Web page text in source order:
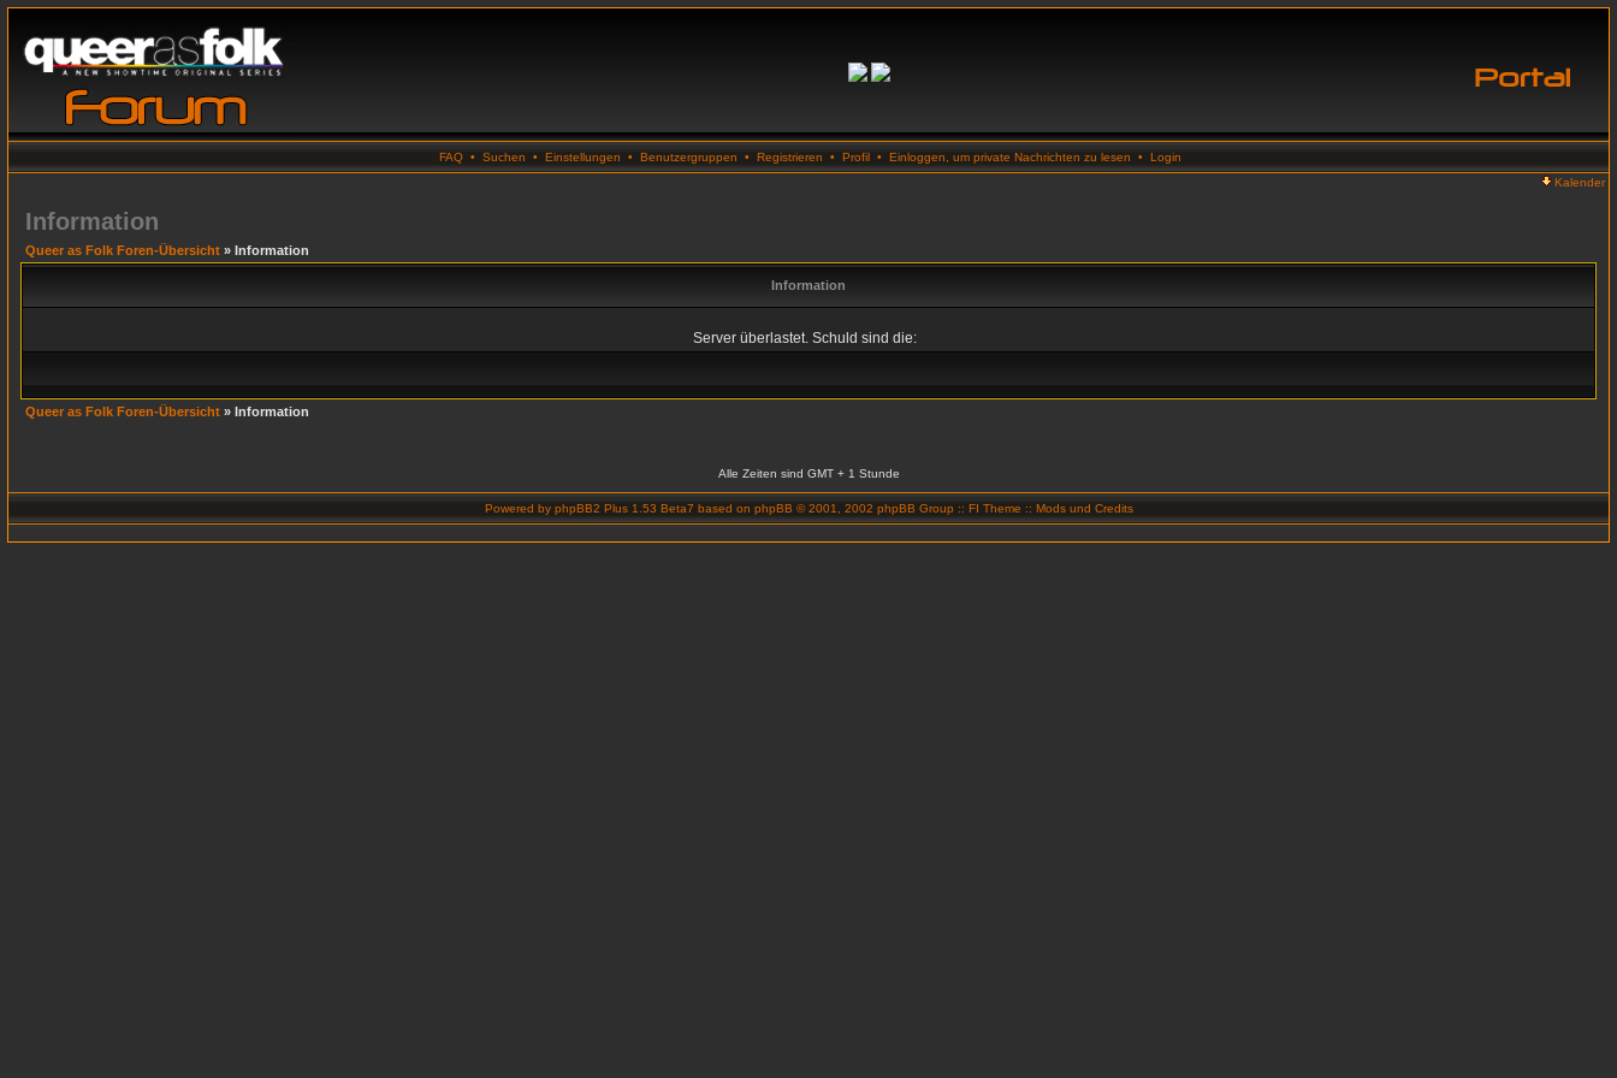
FAQ • Suchen • Einstellungen • Benutzergruppen • Registrieren • Profil • Einloggen, um private Nachrichten zu lesen • Login
Kalender
Information
Queer as Folk Foren-Übersicht » Information
Information
Server überlastet. Schuld sind die:
Queer as Folk Foren-Übersicht » Information
Alle Zeiten sind GMT + 1 Stunde
Powered by phpBB2 Plus 1.53 Beta7 based on phpBB © 2001, 2002 phpBB Group :: FI Theme :: Mods und Credits